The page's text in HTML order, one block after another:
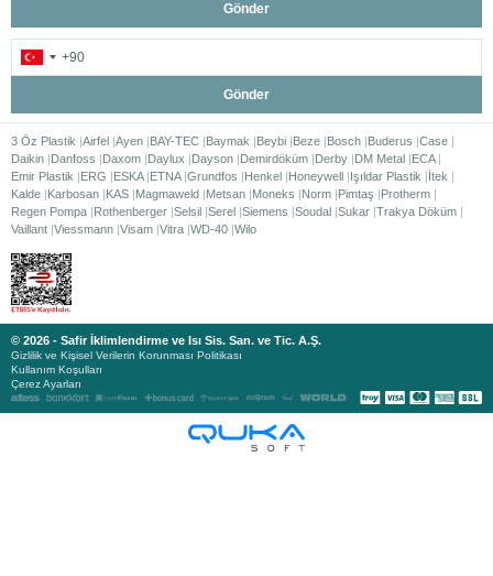
Gönder
Gönder
3 Öz Plastik Airfel Ayen BAY-TEC Baymak Beybi Beze Bosch Buderus Case
Daikin Danfoss Daxom Daylux Dayson Demirdöküm Derby DM Metal ECA
Emir Plastik
ERG ESKA ETNA Grundfos Henkel Honeywell Işıldar Plastik
İtek
Kalde Karbosan KAS Magmaweld Metsan Moneks Norm Pimtaş
Protherm
Regen Pompa Rothenberger Selsil Serel Siemens Soudal Sukar Trakya Döküm
Vaillant Viessmann Visam Vitra WD-40 Wilo
© 2026 - Safir İklimlendirme ve Isı Sis. San. ve Tic. A.Ş.
Gizlilik ve Kişisel Verilerin Korunması Politikası
Kullanım Koşulları
Çerez Ayarları